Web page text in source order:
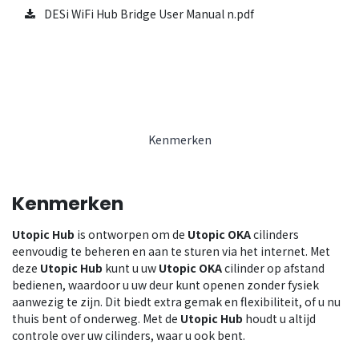
DESi WiFi Hub Bridge User Manual n.pdf
Kenmerken
Kenmerken
Utopic Hub is ontworpen om de Utopic OKAcilinders
eenvoudig te beheren en aan te sturen via het internet. Met
deze Utopic Hub kunt u uw Utopic OKAcilinder op afstand
bedienen, waardoor u uw deur kunt openen zonder fysiek
aanwezig te zijn. Dit biedt extra gemak en flexibiliteit, of u nu
thuis bent of onderweg. Met de Utopic Hub houdt u altijd
controle over uw cilinders, waar u ook bent.​